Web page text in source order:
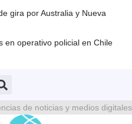
gira por Australia y Nueva
en operativo policial en Chile
de noticias y medios digitales